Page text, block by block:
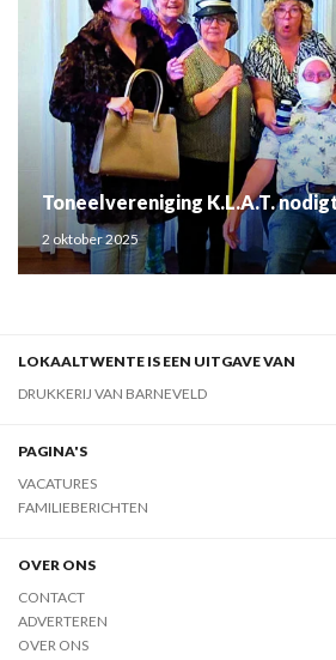
Toneelvereniging K.L.A.T.
2 oktober 2025
LOKAALTWENTE IS EEN UITGAVE VAN
DRUKKERIJ VAN BARNEVELD
PAGINA'S
VACATURES
FAMILIEBERICHTEN
OVER ONS
CONTACT
ADVERTEREN
OVER ONS